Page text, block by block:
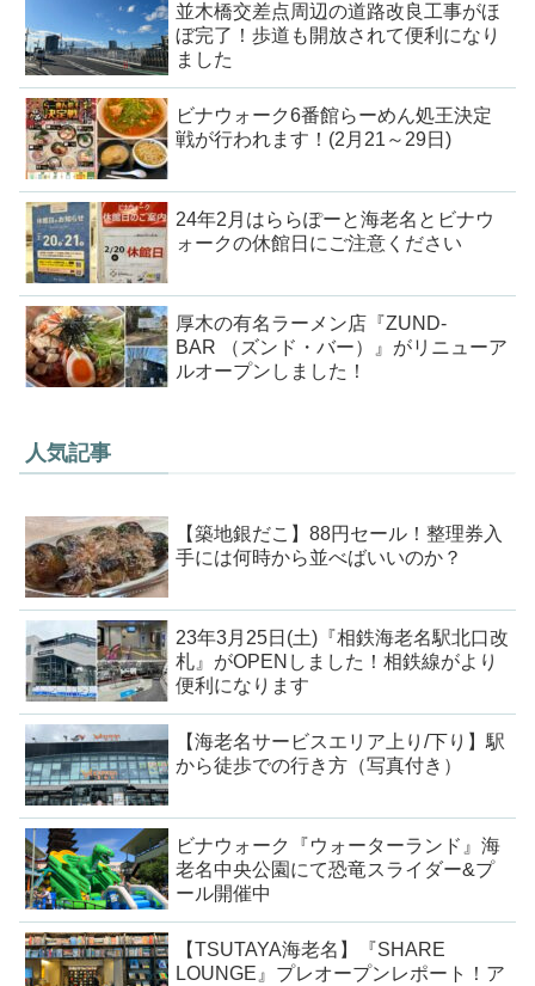
並木橋交差点周辺の道路改良工事がほ
ぼ完了！歩道も開放されて便利になり
ました
ビナウォーク6番館らーめん処王決定
戦が行われます！(2月21～29日)
24年2月はららぽーと海老名とビナウ
ォークの休館日にご注意ください
厚木の有名ラーメン店『ZUND-
BAR （ズンド・バー）』がリニューア
ルオープンしました！
人気記事
【築地銀だこ】88円セール！整理券入
手には何時から並べばいいのか？
23年3月25日(土)『相鉄海老名駅北口改
札』がOPENしました！相鉄線がより
便利になります
【海老名サービスエリア上り/下り】駅
から徒歩での行き方（写真付き）
ビナウォーク『ウォーターランド』海
老名中央公園にて恐竜スライダー&プ
ール開催中
【TSUTAYA海老名】『SHARE
LOUNGE』プレオープンレポート！ア